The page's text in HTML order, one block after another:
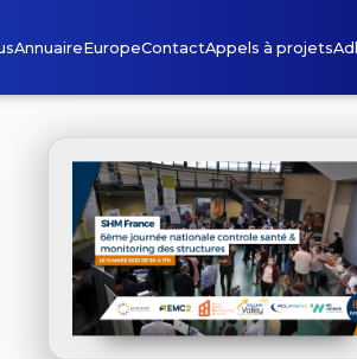
AnnuaireEuropeContactAppels à projets